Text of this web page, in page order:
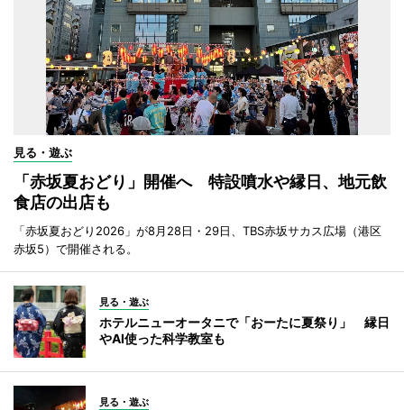
見る・遊ぶ
「赤坂夏おどり」開催へ 特設噴水や縁日、地元飲
食店の出店も
「赤坂夏おどり2026」が8月28日・29日、TBS赤坂サカス広場（港区
赤坂5）で開催される。
見る・遊ぶ
ホテルニューオータニで「おーたに夏祭り」 縁日
やAI使った科学教室も
見る・遊ぶ